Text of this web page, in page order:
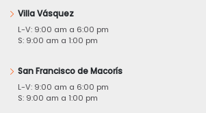
Villa Vásquez
L-V: 9:00 am a 6:00 pm
S: 9:00 am a 1:00 pm
San Francisco de Macorís
L-V: 9:00 am a 6:00 pm
S: 9:00 am a 1:00 pm